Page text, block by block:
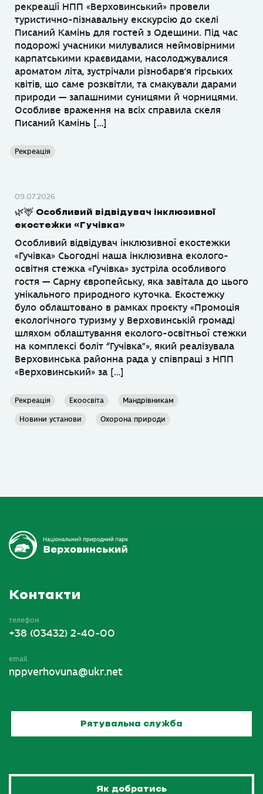
рекреації НПП «Верховинський» провели
туристично-пізнавальну екскурсію до скелі
Писаний Камінь для гостей з Одещини. Під час
подорожі учасники милувалися неймовірними
карпатськими краєвидами, насолоджувалися
ароматом літа, зустрічали різнобарв’я гірських
квітів, що саме розквітли, та смакували дарами
природи — запашними суницями й чорницями.
Особливе враження на всіх справила скеля
Писаний Камінь […]
Рекреація
09.07.2026
🌿🦌 Особливий відвідувач інклюзивної
екостежки «Гучівка»
Особливий відвідувач інклюзивної екостежки
«Гучівка» Сьогодні наша інклюзивна еколого-
освітня стежка «Гучівка» зустріла особливого
гостя — Сарну європейську, яка завітала до цього
унікального природного куточка. Екостежку
було облаштовано в рамках проєкту «Промоція
екологічного туризму у Верховинській громаді
шляхом облаштування еколого-освітньої стежки
на комплексі боліт “Гучівка”», який реалізувала
Верховинська районна рада у співпраці з НПП
«Верховинський» за […]
Рекреація Екоосвіта Мандрівникам
Новини установи Охорона природи
Контакти
телефон
+38 (03432) 2-40-00
email
nppverhovuna@ukr.net
Рятувальна служба
Як добратись